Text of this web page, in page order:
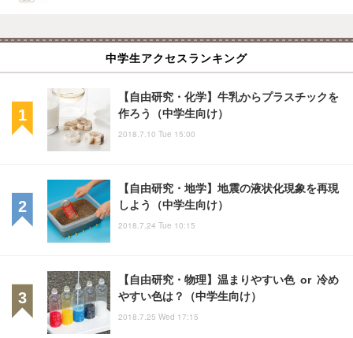
中学生アクセスランキング
【自由研究・化学】牛乳からプラスチックを
作ろう（中学生向け）
2018.7.10 Tue 15:00
【自由研究・地学】地震の液状化現象を再現
しよう（中学生向け）
2018.7.24 Tue 10:15
【自由研究・物理】温まりやすい色 or 冷め
やすい色は？（中学生向け）
2018.7.25 Wed 17:15